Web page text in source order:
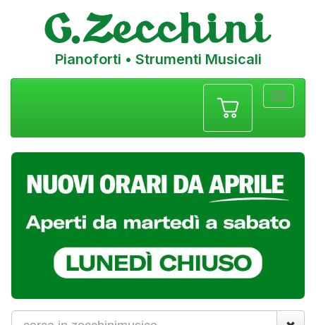
Pianoforti • Strumenti Musicali